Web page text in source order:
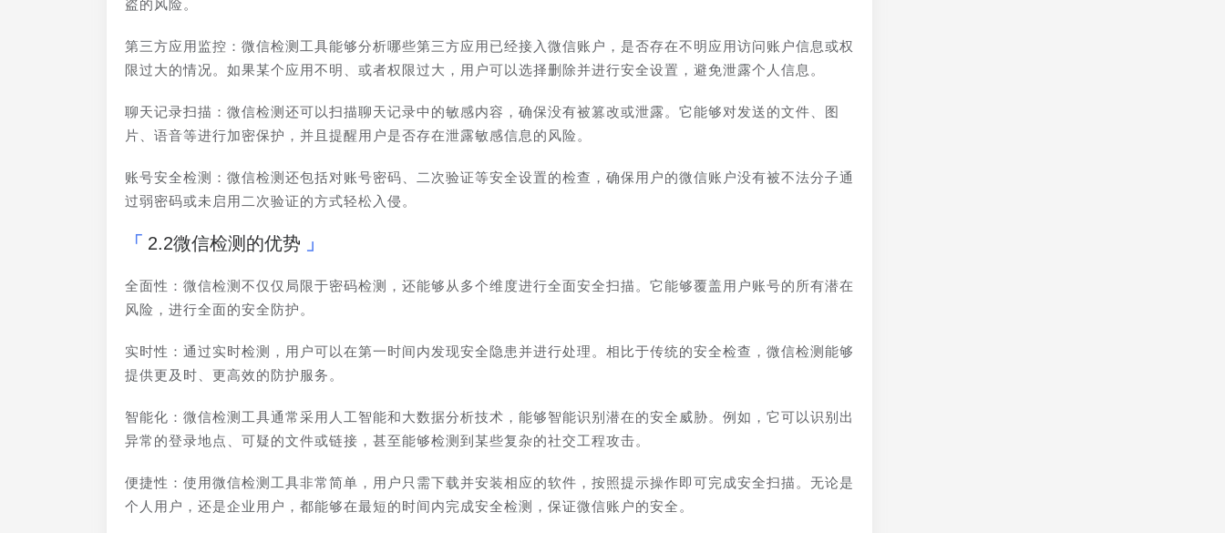
盗的风险。
第三方应用监控：微信检测工具能够分析哪些第三方应用已经接入微信账户，是否存在不明应用访问账户信息或权
限过大的情况。如果某个应用不明、或者权限过大，用户可以选择删除并进行安全设置，避免泄露个人信息。
聊天记录扫描：微信检测还可以扫描聊天记录中的敏感内容，确保没有被篡改或泄露。它能够对发送的文件、图
片、语音等进行加密保护，并且提醒用户是否存在泄露敏感信息的风险。
账号安全检测：微信检测还包括对账号密码、二次验证等安全设置的检查，确保用户的微信账户没有被不法分子通
过弱密码或未启用二次验证的方式轻松入侵。
2.2微信检测的优势
全面性：微信检测不仅仅局限于密码检测，还能够从多个维度进行全面安全扫描。它能够覆盖用户账号的所有潜在
风险，进行全面的安全防护。
实时性：通过实时检测，用户可以在第一时间内发现安全隐患并进行处理。相比于传统的安全检查，微信检测能够
提供更及时、更高效的防护服务。
智能化：微信检测工具通常采用人工智能和大数据分析技术，能够智能识别潜在的安全威胁。例如，它可以识别出
异常的登录地点、可疑的文件或链接，甚至能够检测到某些复杂的社交工程攻击。
便捷性：使用微信检测工具非常简单，用户只需下载并安装相应的软件，按照提示操作即可完成安全扫描。无论是
个人用户，还是企业用户，都能够在最短的时间内完成安全检测，保证微信账户的安全。